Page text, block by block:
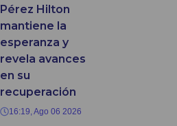
Pérez Hilton
mantiene la
esperanza y
revela avances
en su
recuperación
16:19, Ago 06 2026